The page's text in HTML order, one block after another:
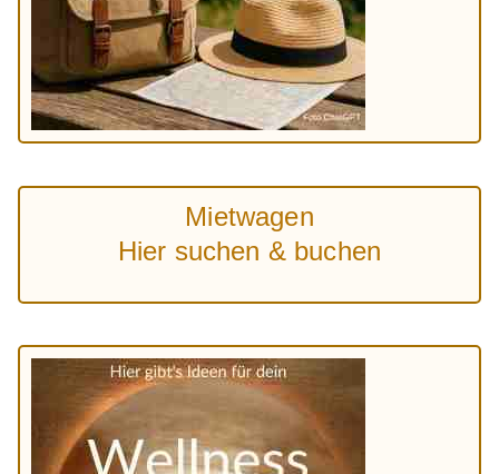
Mietwagen
Hier suchen & buchen